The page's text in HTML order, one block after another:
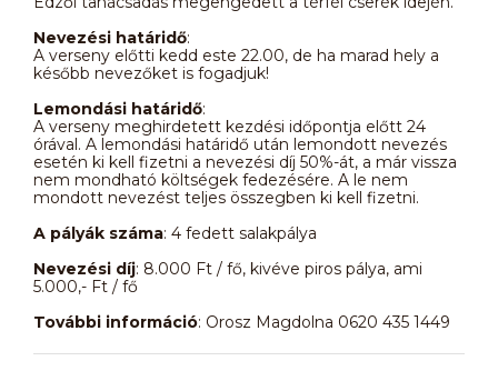
Nevezési határidő:
A verseny előtti kedd este 22.00, de ha marad hely a
később nevezőket is fogadjuk!
Lemondási határidő:
A verseny meghirdetett kezdési időpontja előtt 24
órával. A lemondási határidő után lemondott nevezés
esetén ki kell fizetni a nevezési díj 50%-át, a már vissza
nem mondható költségek fedezésére. A le nem
mondott nevezést teljes összegben ki kell fizetni.
A pályák száma: 4 fedett salakpálya
Nevezési díj: 8.000 Ft / fő, kivéve piros pálya, ami
5.000,- Ft / fő
További információ: Orosz Magdolna 0620 435 1449